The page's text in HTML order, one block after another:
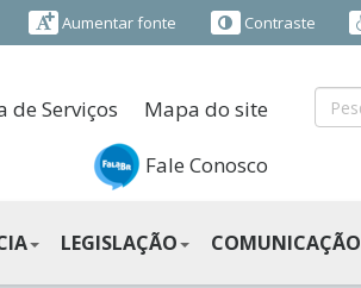
Aumentar fonte Contraste
de Serviços Mapa do site
Fale Conosco
LEGISLAÇÃO COMUNICAÇÃO